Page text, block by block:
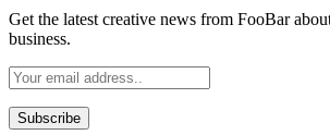
Get the latest creative news from FooBar
business.